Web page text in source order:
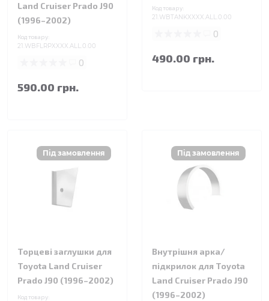
Land Cruiser Prado J90
(1996–2002)
Код товару:
21.WBFLRPXXXX.ALL.0.00
0
590.00 грн.
Код товару:
21.WBTANKXXXX.ALL.0.00
0
490.00 грн.
Торцеві заглушки для
Toyota Land Cruiser
Prado J90 (1996–2002)
Код товару:
Внутрішня арка/
підкрилок для Toyota
Land Cruiser Prado J90
(1996–2002)